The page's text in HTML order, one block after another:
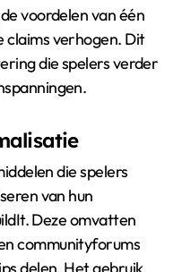
voordelen van één
claims verhogen. Dit
die spelers verder
die spelers
van hun
Deze omvatten
communityforums